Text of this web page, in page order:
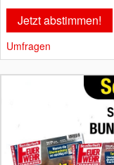
Umfragen